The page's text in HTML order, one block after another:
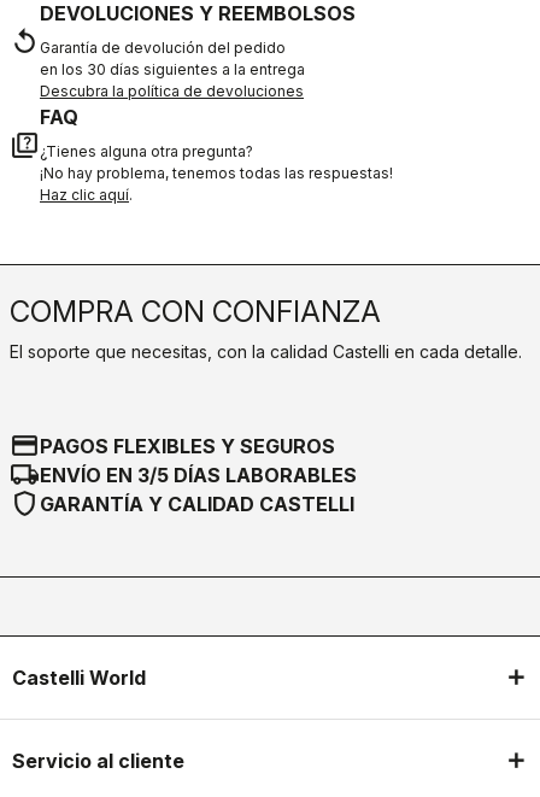
replay
DEVOLUCIONES Y REEMBOLSOS
Garantía de devolución del pedido
en los 30 días siguientes a la entrega
Descubra la política de devoluciones
quiz
FAQ
¿Tienes alguna otra pregunta?
¡No hay problema, tenemos todas las respuestas!
Haz clic aquí.
COMPRA CON CONFIANZA
El soporte que necesitas, con la calidad Castelli en cada detalle.
credit_cardPAGOS FLEXIBLES Y SEGUROS
local_shippingENVÍO EN 3/5 DÍAS LABORABLES
shield GARANTÍA Y CALIDAD CASTELLI
Castelli World
Servicio al cliente